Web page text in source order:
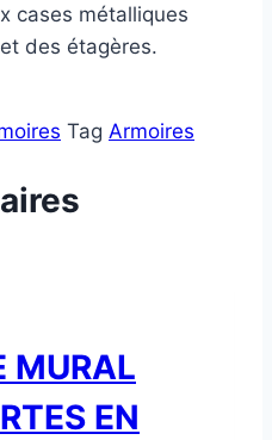
cases métalliques
des étagères.
Tag Armoires
MURAL
EN